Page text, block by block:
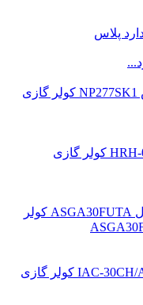
کولر گازی
کولر گازی
کولر
کولر گازی